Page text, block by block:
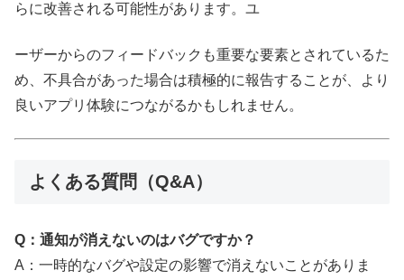
らに改善される可能性があります。ユ
ーザーからのフィードバックも重要な要素とされているた
め、不具合があった場合は積極的に報告することが、より
良いアプリ体験につながるかもしれません。
よくある質問（Q&A）
Q：通知が消えないのはバグですか？
A：一時的なバグや設定の影響で消えないことがありま